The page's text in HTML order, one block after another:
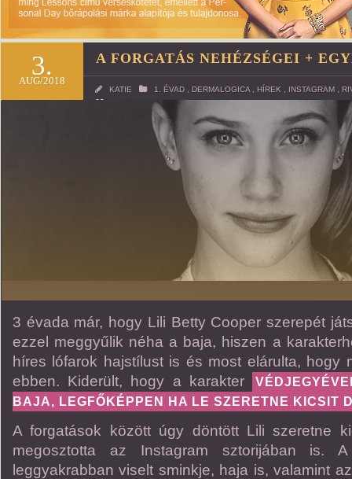
3.
AUG/2018
A FORGATÁS NEHÉZSÉGEI +
KATIE 1. ÉVAD DERMALOGICA HÍREK INSTAGRAM
62
3 évada már, hogy Lili Betty Cooper szerepét
ezzel meggyűlik néha a baja, hiszen a
híres lófarok hajstílust is és most elárulta, hogy
ebben. Kiderült, hogy a karakter
BAJA, LEGFŐKÉPPEN HA LE SZERETNE KICSIT
A forgatások között úgy döntött Lili szeretne
megosztotta az Instagram sztorijában is.
leggyakrabban viselt sminkje, haja is, valamint